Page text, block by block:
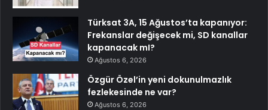
Türksat 3A, 15 Ağustos’ta kapanıyor:
Frekanslar değişecek mi, SD kanallar
kapanacak mI?
Ağustos 6, 2026
Özgür Özel’in yeni dokunulmazlık
fezlekesinde ne var?
Ağustos 6, 2026